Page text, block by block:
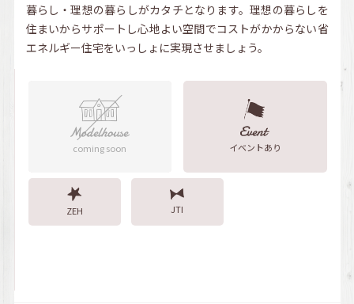
暮らし・理想の暮らしがカタチとなります。理想の暮らしを
住まいからサポートし心地よい空間でコストがかからない省
エネルギー住宅をいっしょに実現させましょう。
coming soon イベントあり
ZEH JTI